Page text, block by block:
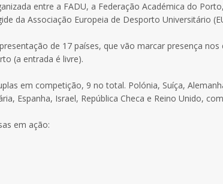
entre a FADU, a Federação Académica do
da Associação Europeia de Desporto Universitário
de 17 países, que vão marcar presença
(a entrada é livre).
em competição, 9 no total. Polónia, Suíça,
Espanha, Israel, República Checa e Reino Unido,
em ação: